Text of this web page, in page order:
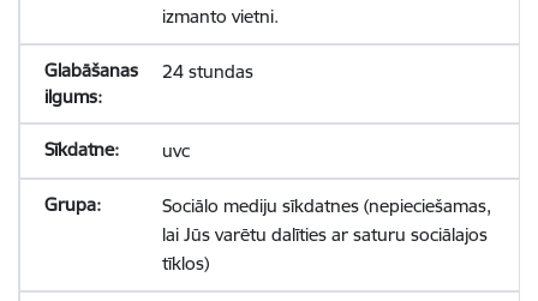
izmanto vietni.
24 stundas
uvc
Sociālo mediju sīkdatnes (nepieciešamas,
lai Jūs varētu dalīties ar saturu sociālajos
tīklos)